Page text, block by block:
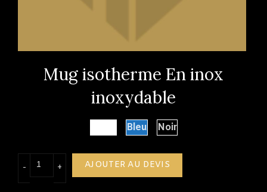
Mug isotherme En inox
inoxydable
Bleu Noir
quantité de Mug isotherme En inox inoxydable
AJOUTER AU DEVIS